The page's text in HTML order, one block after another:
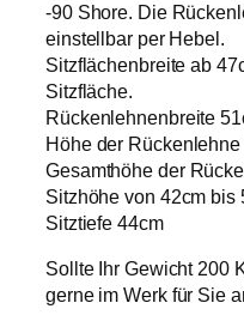
-90 Shore. Die
einstellbar per Hebel.
Sitzflächenbreite ab
Sitzfläche.
Rückenlehnenbreite
Höhe der
Gesamthöhe der
Sitzhöhe von 42cm bis
Sitztiefe 44cm
Sollte Ihr Gewicht 200
gerne im Werk für Sie